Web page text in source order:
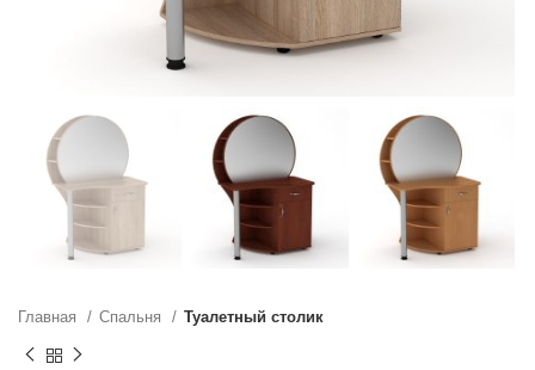
Главная Спальня Туалетный столик